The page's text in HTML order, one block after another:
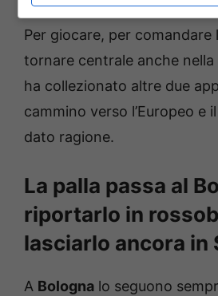
Così la scelta di ritornare
Per giocare, per comandare
tornare centrale anche nella
ha collezionato altre due
cammino verso l’Europeo e
dato ragione.
La palla passa al
riportarlo in
lasciarlo ancora in
A Bologna lo seguono